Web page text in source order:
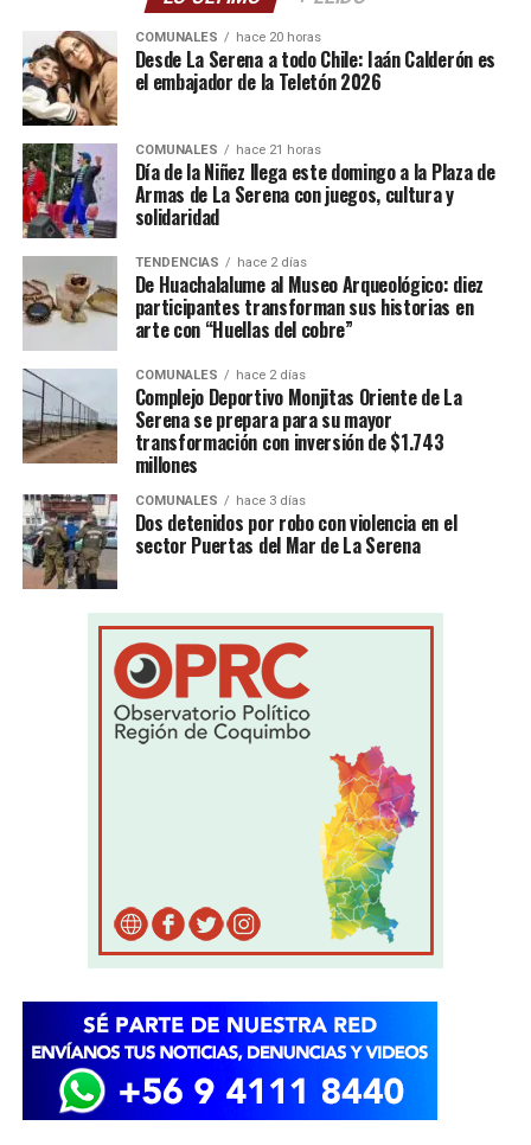
COMUNALES hace 20 horas
Desde La Serena a todo Chile: Iaán Calderón es
el embajador de la Teletón 2026
COMUNALES hace 21 horas
Día de la Niñez llega este domingo a la Plaza de
Armas de La Serena con juegos, cultura y
solidaridad
TENDENCIAS hace 2 días
De Huachalalume al Museo Arqueológico: diez
participantes transforman sus historias en
arte con “Huellas del cobre”
COMUNALES hace 2 días
Complejo Deportivo Monjitas Oriente de La
Serena se prepara para su mayor
transformación con inversión de $1.743
millones
COMUNALES hace 3 días
Dos detenidos por robo con violencia en el
sector Puertas del Mar de La Serena